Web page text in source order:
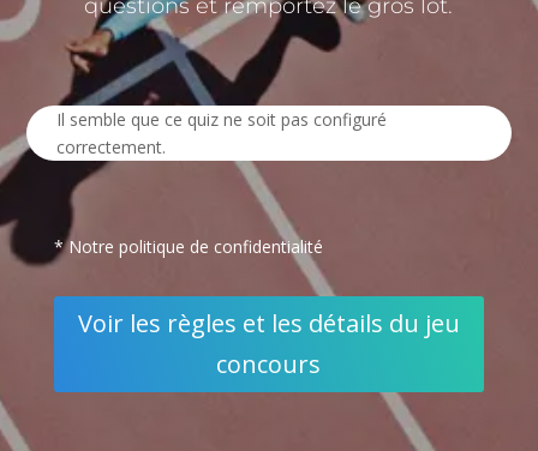
questions et remportez le gros lot.
Il semble que ce quiz ne soit pas configuré
correctement.
* Notre politique de confidentialité
Voir les règles et les détails du jeu
concours